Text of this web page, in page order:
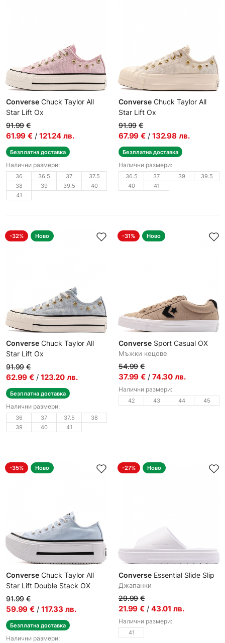
Converse Chuck Taylor All
Star Lift Ox
Дамски кецове
91.99 €
61.99 € / 121.24 лв.
Безплатна доставка
Налични размери:
36 36.5 37
37.5
38
39 39.5
40
41
Converse Chuck Taylor All
Star Lift Ox
Дамски кецове
91.99 €
67.99 € / 132.98 лв.
Безплатна доставка
Налични размери:
36.5 37 39
39.5
40
41
-32% Ново
Converse Chuck Taylor All
Star Lift Ox
Дамски кецове
91.99 €
62.99 € / 123.20 лв.
Безплатна доставка
Налични размери:
36 37 37.5
38
39
40 41
-31% Ново
Converse Sport Casual OX
Мъжки кецове
54.99 €
37.99 € / 74.30 лв.
Налични размери:
42 43 44 45
-35% Ново
Converse Chuck Taylor All
Star Lift Double Stack OX
Дамски кецове
91.99 €
59.99 € / 117.33 лв.
Безплатна доставка
Налични размери:
-27% Ново
Converse Essential Slide Slip
Джапанки
29.99 €
21.99 € / 43.01 лв.
Налични размери:
41